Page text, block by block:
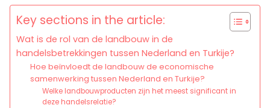
Key sections in the article:
Wat is de rol van de landbouw in de
handelsbetrekkingen tussen Nederland en Turkije?
Hoe beïnvloedt de landbouw de economische
samenwerking tussen Nederland en Turkije?
Welke landbouwproducten zijn het meest significant in
deze handelsrelatie?